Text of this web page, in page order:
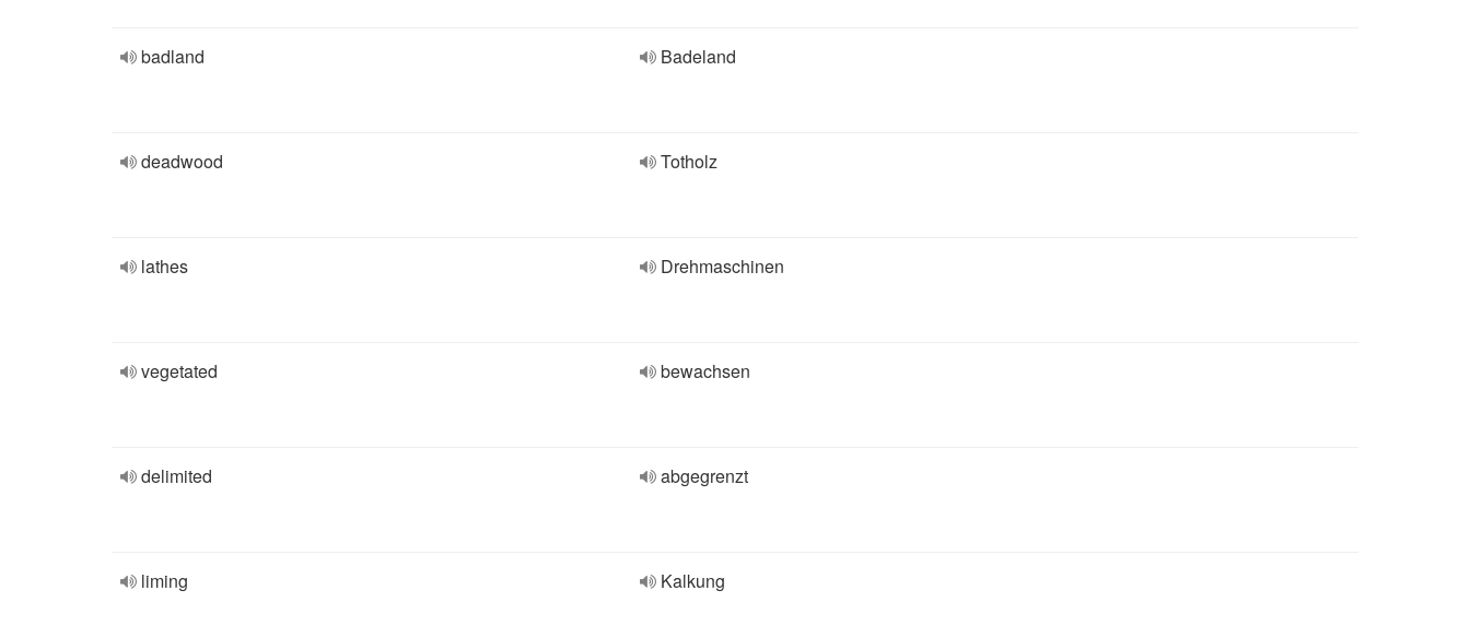
badland Badeland
deadwood Totholz
lathes Drehmaschinen
vegetated bewachsen
delimited abgegrenzt
liming Kalkung